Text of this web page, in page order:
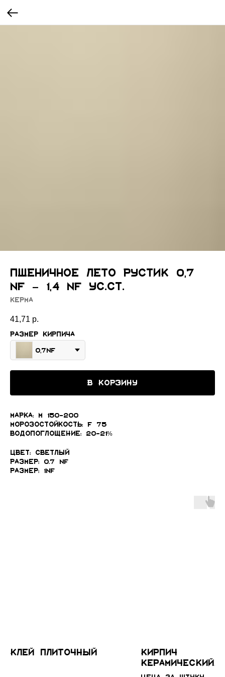
Пшеничное лето Рустик 0,7
NF - 1,4 NF ус.ст.
Керма
41,71 р.
Размер кирпича
0,7NF
В КОРЗИНУ
Марка: М 150-200
Морозостойкость: F 75
Водопоглощение: 20-21%
Цвет: Светлый
Размер: 0.7 NF
Размер: 1NF
Клей плиточный
Кирпич
керамический
Флеш-обжиг